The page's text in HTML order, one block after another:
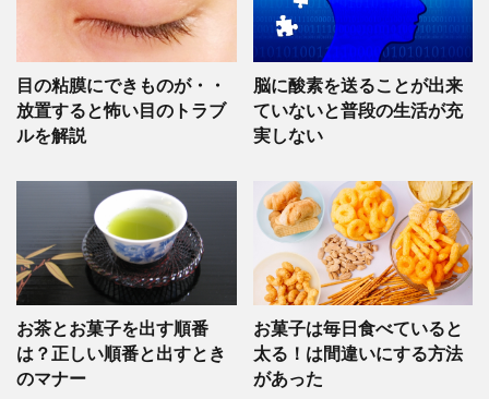
目の粘膜にできものが・・
放置すると怖い目のトラブ
ルを解説
脳に酸素を送ることが出来
ていないと普段の生活が充
実しない
お茶とお菓子を出す順番
は？正しい順番と出すとき
のマナー
お菓子は毎日食べていると
太る！は間違いにする方法
があった